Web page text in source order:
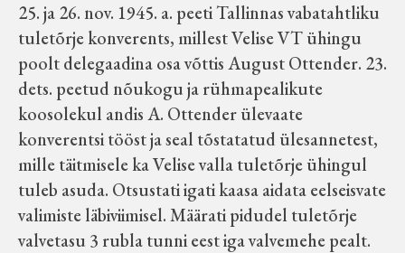
25. ja 26. nov. 1945. a. peeti Tallinnas vabatahtliku
tuletõrje konverents, millest Velise VT ühingu
poolt delegaadina osa võttis August Ottender. 23.
dets. peetud nõukogu ja rühmapealikute
koosolekul andis A. Ottender ülevaate
konverentsi tööst ja seal tõstatatud ülesannetest,
mille täitmisele ka Velise valla tuletõrje ühingul
tuleb asuda. Otsustati igati kaasa aidata eelseisvate
valimiste läbiviimisel. Määrati pidudel tuletõrje
valvetasu 3 rubla tunni eest iga valvemehe pealt.